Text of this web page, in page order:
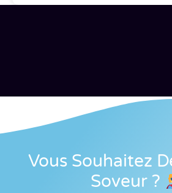
Vous Souhaitez
Soveur ?